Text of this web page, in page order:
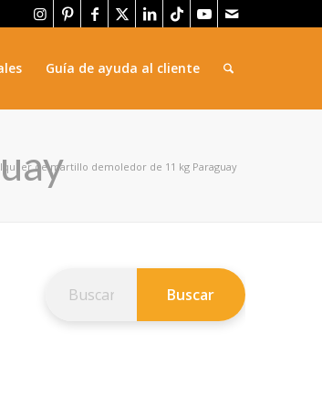
Guía de ayuda al cliente
de martillo demoledor de 11 kg Paraguay